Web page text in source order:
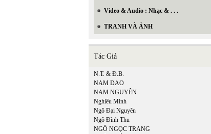
Video & Audio : Nhạc & . . .
TRANH VÀ ẢNH
Tác Giả
N.T. & Đ.B.
NAM DAO
NAM NGUYÊN
Nghiêu Minh
Ngô Đại Nguyên
Ngô Đình Thu
NGÔ NGỌC TRANG